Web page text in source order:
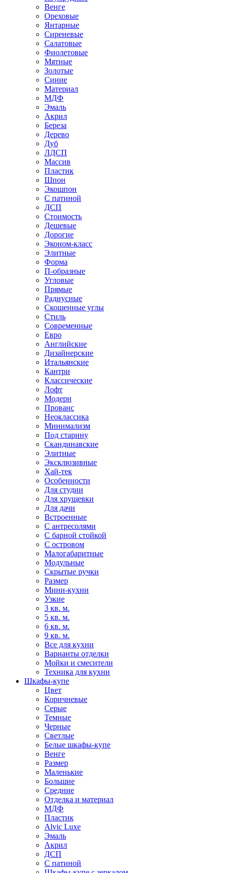
Венге
Ореховые
Янтарные
Сиреневые
Салатовые
Фиолетовые
Мятные
Золотые
Синие
Материал
МДФ
Эмаль
Акрил
Береза
Дерево
Дуб
ЛДСП
Массив
Пластик
Шпон
Экошпон
С патиной
ДСП
Стоимость
Дешевые
Дорогие
Эконом-класс
Элитные
Форма
П-образные
Угловые
Прямые
Радиусные
Скошенные углы
Стиль
Современные
Евро
Английские
Дизайнерские
Итальянские
Кантри
Классические
Лофт
Модерн
Прованс
Неоклассика
Минимализм
Под старину
Скандинавские
Элитные
Эксклюзивные
Хай-тек
Особенности
Для студии
Для хрущевки
Для дачи
Встроенные
С антресолями
С барной стойкой
С островом
Малогабаритные
Модульные
Скрытые ручки
Размер
Мини-кухни
Узкие
3 кв. м.
5 кв. м.
6 кв. м.
9 кв. м.
Все для кухни
Варианты отделки
Мойки и смесители
Техника для кухни
Шкафы-купе
Цвет
Коричневые
Серые
Темные
Черные
Светлые
Белые шкафы-купе
Венге
Размер
Маленькие
Большие
Средние
Отделка и материал
МДФ
Пластик
Alvic Luxe
Эмаль
Акрил
ДСП
С патиной